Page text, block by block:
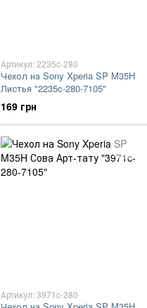
Артикул: 2235c-280
Чехол на Sony Xperia SP M35H
Листья "2235c-280-7105"
169 грн
Артикул: 3971c-280